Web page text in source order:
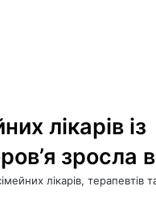
лікарів із
зросла
лікарів, терапевтів